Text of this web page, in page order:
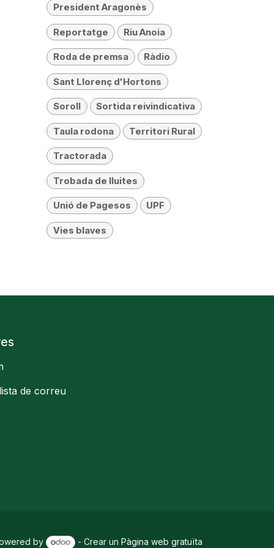
President Aragonès
Reportatge Riu Anoia
Roda de premsa Ràdio
Sant Llorenç d'Hortons
Soroll Sortida reivindicativa
Taula rodona Territori Rural
Tractorada
Trobada de lluites
Unió de Pagesos UPF
Vies blaves
de correu
by - Crear un Pàgina web gratuïta